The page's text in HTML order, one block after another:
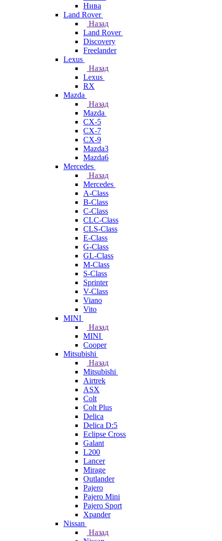
Нива
Land Rover
Назад
Land Rover
Discovery
Freelander
Lexus
Назад
Lexus
RX
Mazda
Назад
Mazda
CX-5
CX-7
CX-9
Mazda3
Mazda6
Mercedes
Назад
Mercedes
A-Class
B-Class
C-Class
CLC-Class
CLS-Class
E-Class
G-Class
GL-Class
M-Class
S-Class
Sprinter
V-Class
Viano
Vito
MINI
Назад
MINI
Cooper
Mitsubishi
Назад
Mitsubishi
Airtrek
ASX
Colt
Colt Plus
Delica
Delica D:5
Eclipse Cross
Galant
L200
Lancer
Mirage
Outlander
Pajero
Pajero Mini
Pajero Sport
Xpander
Nissan
Назад